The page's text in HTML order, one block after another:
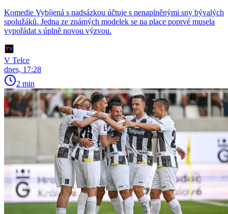
Komedie Vybíjená s nadsázkou účtuje s nenaplněnými sny bývalých
spolužáků. Jedna ze známých modelek se na place poprvé musela
vypořádat s úplně novou výzvou.
V Telce
dnes, 17:28
2 min